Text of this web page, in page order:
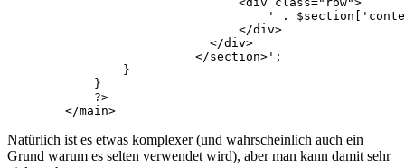
' .
                                </div>
                            </div>
                          </section>';
                }
            }
            ?>
        </main>
Natürlich ist es etwas komplexer (und wahrscheinlich auch ein
Grund warum es selten verwendet wird), aber man kann damit sehr